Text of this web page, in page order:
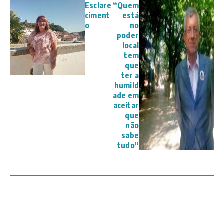
Esclare
ciment
o
“Quem
está
no
poder
local
tem
que
ter a
humild
ade em
aceitar
que
não
sabe
tudo”